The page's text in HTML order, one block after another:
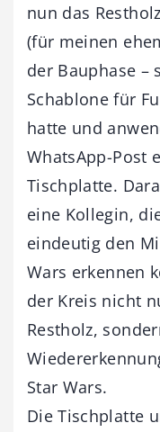
nun das
(für meinen
der Bauphase –
Schablone für
hatte und
WhatsApp-Post
Tischplatte.
eine Kollegin,
eindeutig den
Wars erkennen
der Kreis nicht
Restholz,
Star Wars.
Die Tischplatte